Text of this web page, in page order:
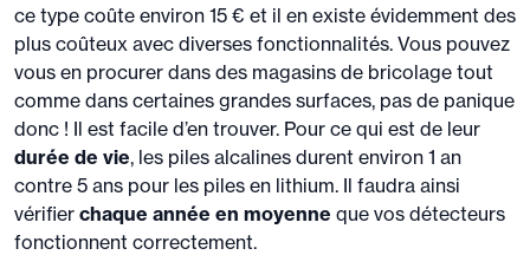
ce type coûte environ 15 € et il en existe évidemment des
plus coûteux avec diverses fonctionnalités. Vous pouvez
vous en procurer dans des magasins de bricolage tout
comme dans certaines grandes surfaces, pas de panique
donc ! Il est facile d’en trouver. Pour ce qui est de leur
durée de vie, les piles alcalines durent environ 1 an
contre 5 ans pour les piles en lithium. Il faudra ainsi
vérifier chaque année en moyenne que vos détecteurs
fonctionnent correctement.